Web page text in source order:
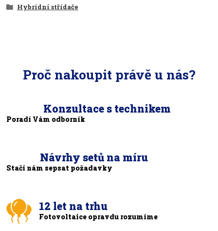
Hybridní střídače
Proč nakoupit právě u nás?
Konzultace s technikem
Poradí Vám odborník
Návrhy setů na míru
Stačí nám sepsat požadavky
12 let na trhu
Fotovoltaice opravdu rozumíme